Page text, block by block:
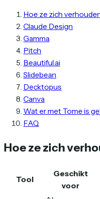
Hoe ze zich
Claude Design
Gamma
Pitch
Beautiful.ai
Slidebean
Decktopus
Canva
Wat er met Tome is
FAQ
Hoe ze zich
Tool
Geschikt
voor